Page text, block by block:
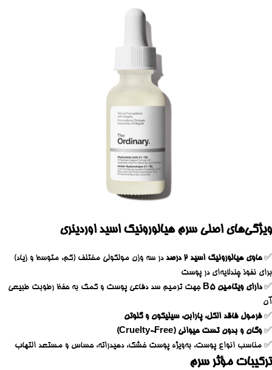
ویژگی‌های اصلی سرم هیالورونیک اسید اوردینری
✅حاوی هیالورونیک اسید ۲ درصد
در سه وزن مولکولی مختلف (کم، متوسط و زیاد)
برای نفوذ چندلایه‌ای در پوست
✅دارای ویتامین B5
جهت ترمیم سد دفاعی پوست و کمک به حفظ رطوبت طبیعی
آن
✅فرمول فاقد الکل، پارابن، سیلیکون و گلوتن
✅وگان و بدون تست حیوانی (Cruelty-Free)
✅ مناسب انواع پوست، به‌ویژه پوست خشک، دهیدراته، حساس و مستعد التهاب
ترکیبات مؤثر سرم